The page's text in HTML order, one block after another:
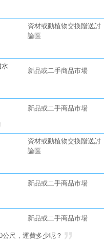
資材或動植物交換贈送討
論區
新品或二手商品市場
新品或二手商品市場
資材或動植物交換贈送討
論區
新品或二手商品市場
新品或二手商品市場
尺，運費多少呢？